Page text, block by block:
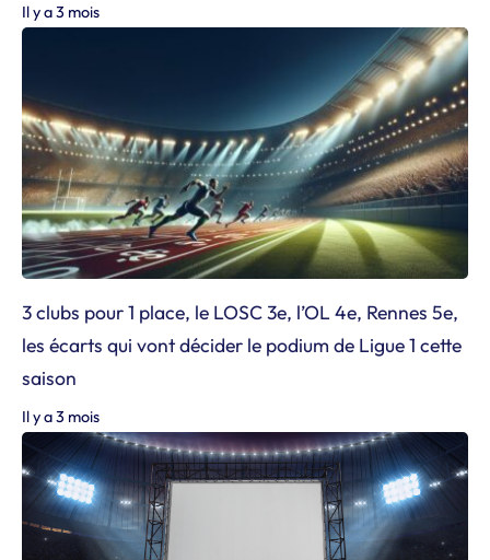
Il y a 3 mois
3 clubs pour 1 place, le LOSC 3e, l’OL 4e, Rennes 5e,
les écarts qui vont décider le podium de Ligue 1 cette
saison
Il y a 3 mois